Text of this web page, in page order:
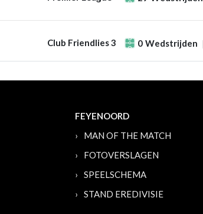
Club Friendlies 3 0 Wedstrijden
FEYENOORD
MAN OF THE MATCH
FOTOVERSLAGEN
SPEELSCHEMA
STAND EREDIVISIE